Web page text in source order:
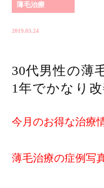
薄毛治療
2019.03.24
30代男性の薄
1年でかなり
今月のお得な治療
薄毛治療の症例写